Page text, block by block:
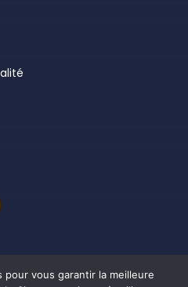
vous garantir la meilleure